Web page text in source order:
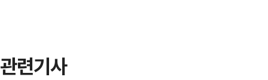
관련기사